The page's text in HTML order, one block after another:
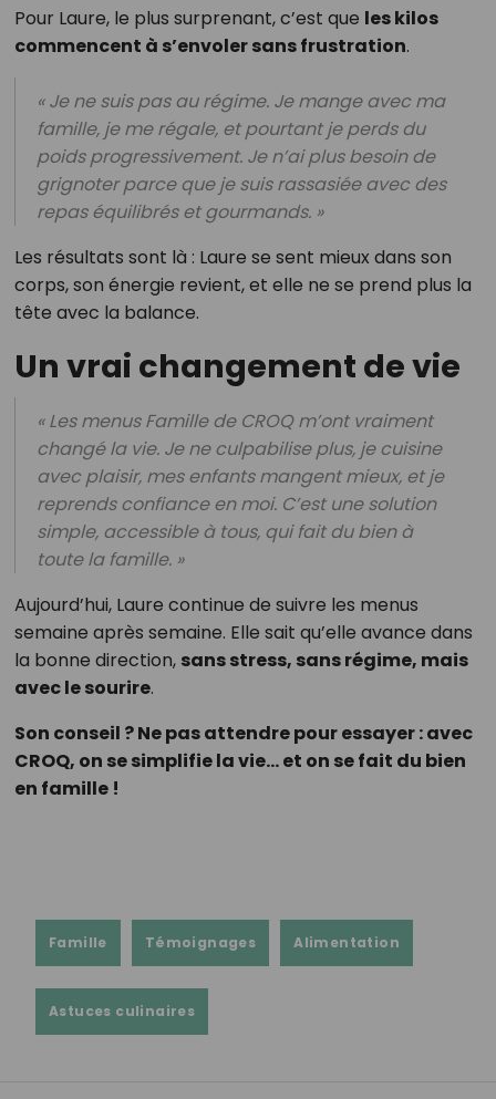
Pour Laure, le plus surprenant, c’est que les kilos
commencent à s’envoler sans frustration.
« Je ne suis pas au régime. Je mange avec ma
famille, je me régale, et pourtant je perds du
poids progressivement. Je n’ai plus besoin de
grignoter parce que je suis rassasiée avec des
repas équilibrés et gourmands. »
Les résultats sont là : Laure se sent mieux dans son
corps, son énergie revient, et elle ne se prend plus la
tête avec la balance.
Un vrai changement de vie
« Les menus Famille de CROQ m’ont vraiment
changé la vie. Je ne culpabilise plus, je cuisine
avec plaisir, mes enfants mangent mieux, et je
reprends confiance en moi. C’est une solution
simple, accessible à tous, qui fait du bien à
toute la famille. »
Aujourd’hui, Laure continue de suivre les menus
semaine après semaine. Elle sait qu’elle avance dans
la bonne direction, sans stress, sans régime, mais
avec le sourire.
Son conseil ? Ne pas attendre pour essayer : avec
CROQ, on se simplifie la vie… et on se fait du bien
en famille !
Famille Témoignages Alimentation
Astuces culinaires